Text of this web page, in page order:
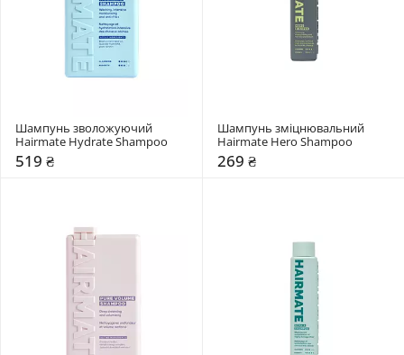
Шампунь зволожуючий
Hairmate Hydrate Shampoo
519 ₴
Шампунь зміцнювальний
Hairmate Hero Shampoo
269 ₴